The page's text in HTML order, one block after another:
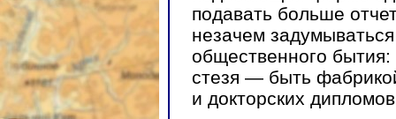
подавать больше
незачем
общественного бытия:
стезя — быть
и докторских